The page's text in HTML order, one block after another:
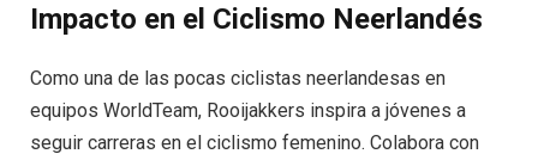
Impacto en el Ciclismo Neerlandés
Como una de las pocas ciclistas neerlandesas en
equipos WorldTeam, Rooijakkers inspira a jóvenes a
seguir carreras en el ciclismo femenino. Colabora con